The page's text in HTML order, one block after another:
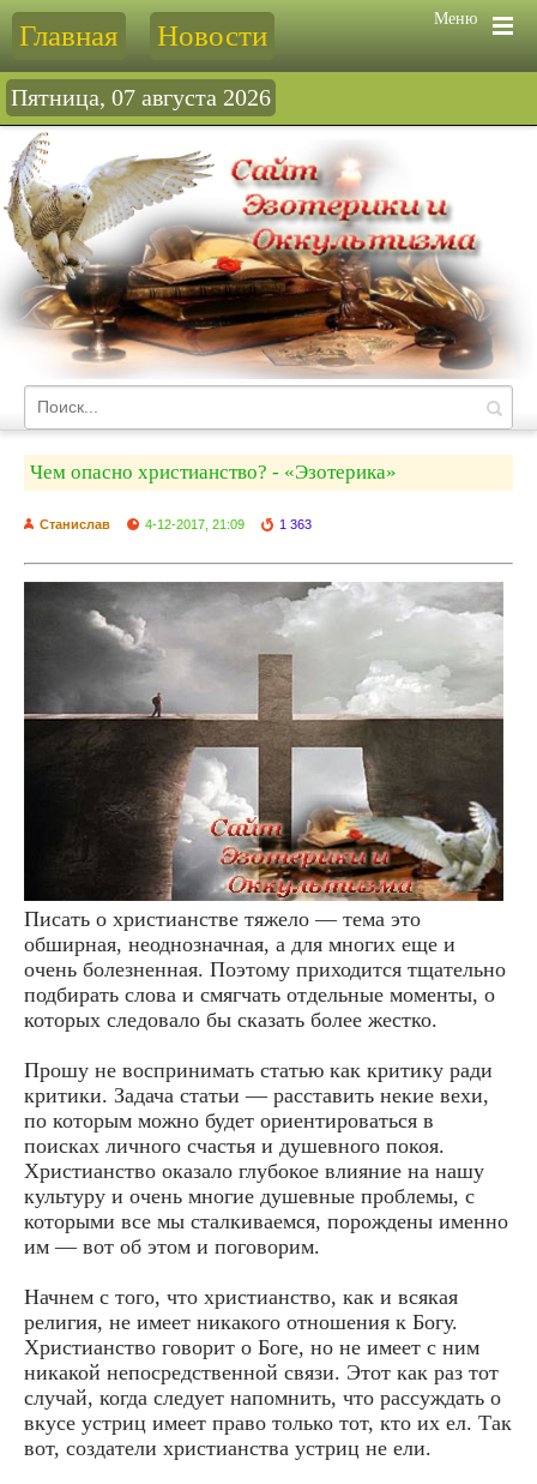
Меню
Главная Новости
Пятница, 07 августа 2026
Чем опасно христианство? - «Эзотерика»
Станислав 4-12-2017, 21:09 1 363
Писать о христианстве тяжело — тема это
обширная, неоднозначная, а для многих еще и
очень болезненная. Поэтому приходится тщательно
подбирать слова и смягчать отдельные моменты, о
которых следовало бы сказать более жестко.
Прошу не воспринимать статью как критику ради
критики. Задача статьи — расставить некие вехи,
по которым можно будет ориентироваться в
поисках личного счастья и душевного покоя.
Христианство оказало глубокое влияние на нашу
культуру и очень многие душевные проблемы, с
которыми все мы сталкиваемся, порождены именно
им — вот об этом и поговорим.
Начнем с того, что христианство, как и всякая
религия, не имеет никакого отношения к Богу.
Христианство говорит о Боге, но не имеет с ним
никакой непосредственной связи. Этот как раз тот
случай, когда следует напомнить, что рассуждать о
вкусе устриц имеет право только тот, кто их ел. Так
вот, создатели христианства устриц не ели.